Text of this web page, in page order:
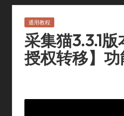
Posted
In
通用教程
采集猫3.3.1
授权转移】功